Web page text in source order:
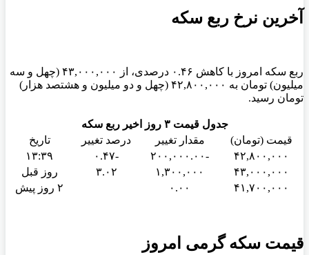
آخرین نرخ ربع سکه
ربع سکه امروز با کاهش ۰.۴۶ درصدی، از ۴۳,۰۰۰,۰۰۰ (چهل و سه
میلیون) تومان به ۴۲,۸۰۰,۰۰۰ (چهل و دو میلیون و هشتصد هزار)
تومان رسید.
جدول قیمت ۳ روز اخیر ربع سکه
قیمت (تومان)
مقدار تغییر درصد تغییر
تاریخ
۴۲,۸۰۰,۰۰۰
-۲۰۰,۰۰۰.۰۰ -۰.۴۷
۱۳:۳۹
۴۳,۰۰۰,۰۰۰
۱,۳۰۰,۰۰۰ ۳.۰۲
روز قبل
۴۱,۷۰۰,۰۰۰
۰.۰۰ ۲ روز پیش
قیمت سکه گرمی امروز